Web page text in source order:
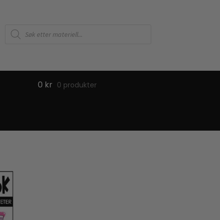
Products
search
0 kr 0 produkter